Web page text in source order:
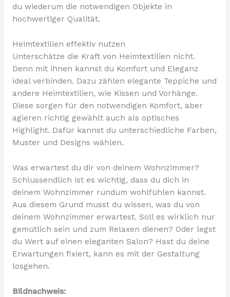
du wiederum die notwendigen Objekte in
hochwertiger Qualität.
Heimtextilien effektiv nutzen
Unterschätze die Kraft von Heimtextilien nicht.
Denn mit ihnen kannst du Komfort und Eleganz
ideal verbinden. Dazu zählen elegante Teppiche und
andere Heimtextilien, wie Kissen und Vorhänge.
Diese sorgen für den notwendigen Komfort, aber
agieren richtig gewählt auch als optisches
Highlight. Dafür kannst du unterschiedliche Farben,
Muster und Designs wählen.
Was erwartest du dir von deinem Wohnzimmer?
Schlussendlich ist es wichtig, dass du dich in
deinem Wohnzimmer rundum wohlfühlen kannst.
Aus diesem Grund musst du wissen, was du von
deinem Wohnzimmer erwartest. Soll es wirklich nur
gemütlich sein und zum Relaxen dienen? Oder legst
du Wert auf einen eleganten Salon? Hast du deine
Erwartungen fixiert, kann es mit der Gestaltung
losgehen.
Bildnachweis: